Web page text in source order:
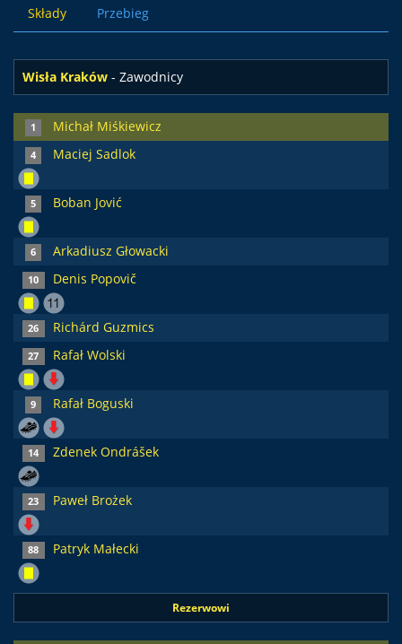
Składy Przebieg
Wisła Kraków - Zawodnicy
1 Michał Miśkiewicz
4 Maciej Sadlok
5 Boban Jović
6 Arkadiusz Głowacki
10 Denis Popovič
26 Richárd Guzmics
27 Rafał Wolski
9 Rafał Boguski
14 Zdenek Ondrášek
23 Paweł Brożek
88 Patryk Małecki
Rezerwowi